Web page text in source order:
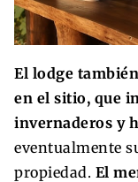
El lodge
en el sitio, que
invernaderos y
eventualmente
propiedad. El